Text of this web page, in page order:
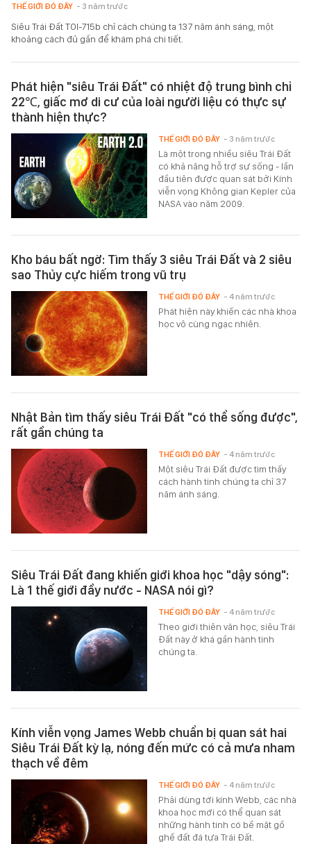
THẾ GIỚI ĐÓ ĐÂY - 3 năm trước
Siêu Trái Đất TOI-715b chỉ cách chúng ta 137 năm ánh sáng, một
khoảng cách đủ gần để khám phá chi tiết.
Phát hiện "siêu Trái Đất" có nhiệt độ trung bình chỉ
22℃, giấc mơ di cư của loài người liệu có thực sự
thành hiện thực?
Là một trong nhiều siêu Trái Đất
có khả năng hỗ trợ sự sống - lần
đầu tiên được quan sát bởi Kính
viễn vọng Không gian Kepler của
NASA vào năm 2009.
THẾ GIỚI ĐÓ ĐÂY - 3 năm trước
Kho báu bất ngờ: Tìm thấy 3 siêu Trái Đất và 2 siêu
sao Thủy cực hiếm trong vũ trụ
Phát hiện này khiến các nhà khoa
học vô cùng ngạc nhiên.
THẾ GIỚI ĐÓ ĐÂY - 4 năm trước
Nhật Bản tìm thấy siêu Trái Đất "có thể sống được",
rất gần chúng ta
Một siêu Trái Đất được tìm thấy
cách hành tinh chúng ta chỉ 37
năm ánh sáng.
THẾ GIỚI ĐÓ ĐÂY - 4 năm trước
Siêu Trái Đất đang khiến giới khoa học "dậy sóng":
Là 1 thế giới đầy nước - NASA nói gì?
Theo giới thiên văn học, siêu Trái
Đất này ở khá gần hành tinh
chúng ta.
THẾ GIỚI ĐÓ ĐÂY - 4 năm trước
Kính viễn vọng James Webb chuẩn bị quan sát hai
Siêu Trái Đất kỳ lạ, nóng đến mức có cả mưa nham
thạch về đêm
Phải dùng tới kính Webb, các nhà
khoa học mới có thể quan sát
những hành tinh có bề mặt gồ
ghề đất đá tựa Trái Đất.
THẾ GIỚI ĐÓ ĐÂY - 4 năm trước